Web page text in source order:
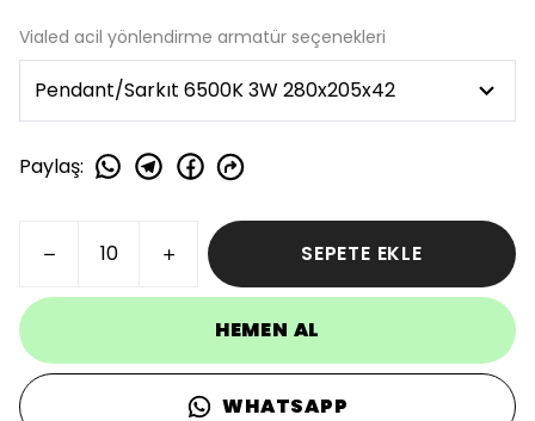
Vialed acil yönlendirme armatür seçenekleri
Paylaş:
SEPETE EKLE
HEMEN AL
WHATSAPP